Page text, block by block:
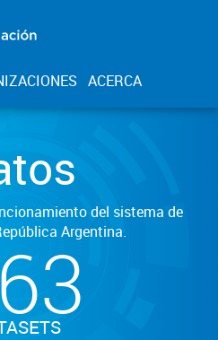
ACERCA
del sistema de
Argentina.